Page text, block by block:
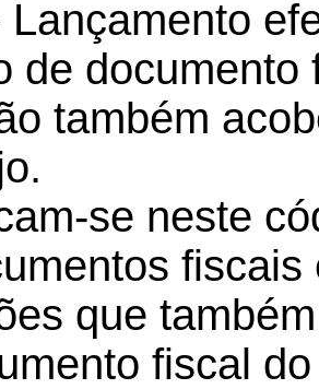
Lançamento
de
também
se neste
que
fiscal